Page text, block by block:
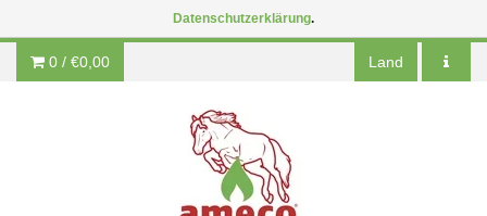
0 / €0,00 Land
Datenschutzerklärung.